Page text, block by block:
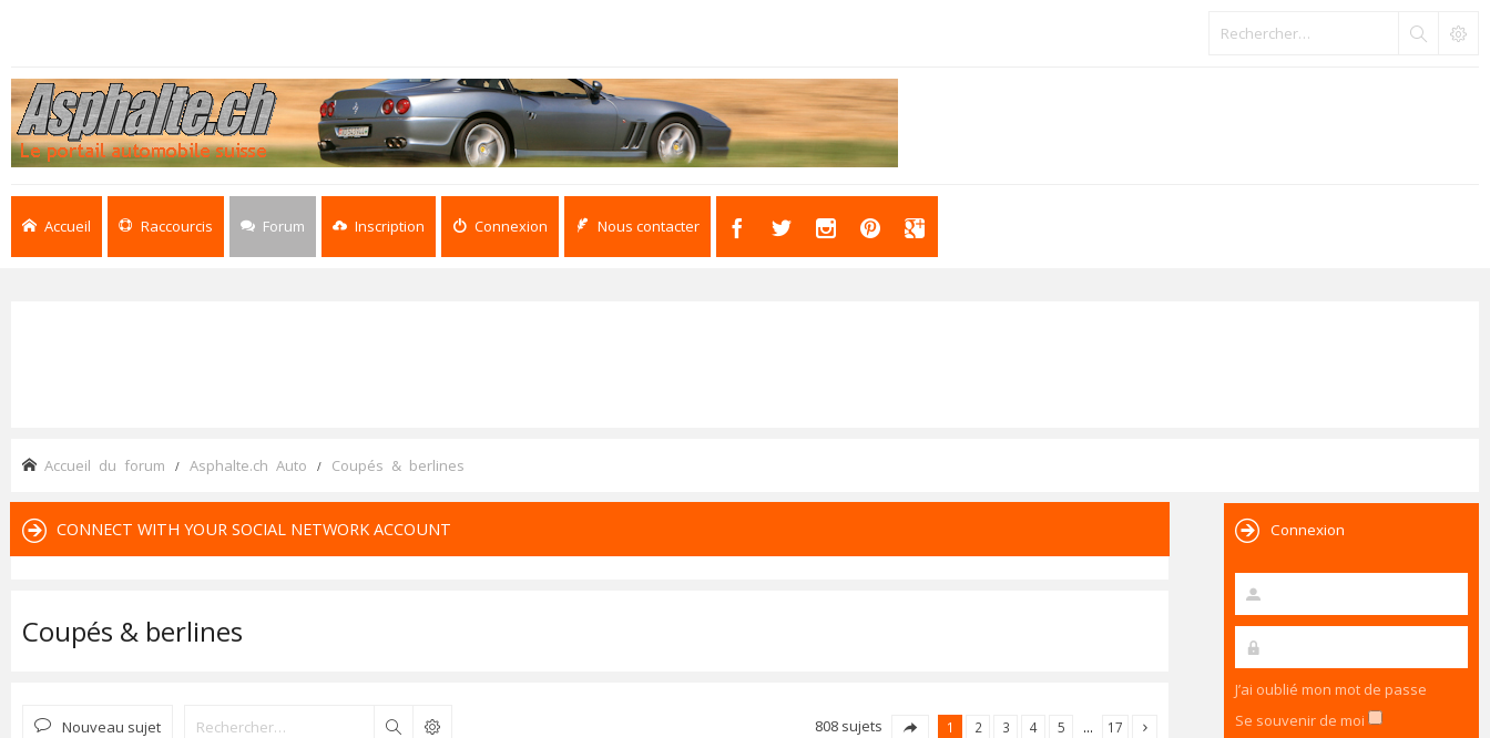
Accueil Raccourcis Forum Inscription Connexion Nous contacter
Accueil du forum Asphalte.ch Auto Coupés & berlines
CONNECT WITH YOUR SOCIAL NETWORK ACCOUNT
Coupés & berlines
Nouveau sujet Rechercher 808 sujets 1 2 3 4 5 … 17
Connexion
J’ai oublié mon mot de passe
Se souvenir de moi